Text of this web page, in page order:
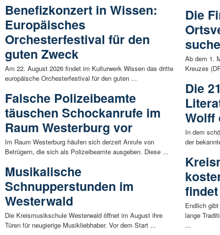
Benefizkonzert in Wissen:
Europäisches
Orchesterfestival für den
guten Zweck
Am 22. August 2026 findet im Kulturwerk Wissen das dritte
europäische Orchesterfestival für den guten ...
Falsche Polizeibeamte
täuschen Schockanrufe im
Raum Westerburg vor
Im Raum Westerburg häufen sich derzeit Anrufe von
Betrügern, die sich als Polizeibeamte ausgeben. Diese ...
Musikalische
Schnupperstunden im
Westerwald
Die Kreismusikschule Westerwald öffnet im August ihre
Türen für neugierige Musikliebhaber. Vor dem Start ...
Die
Ab dem 1.
Kreuzes
Die
Wolff
In dem
der
Endlich
lange
...